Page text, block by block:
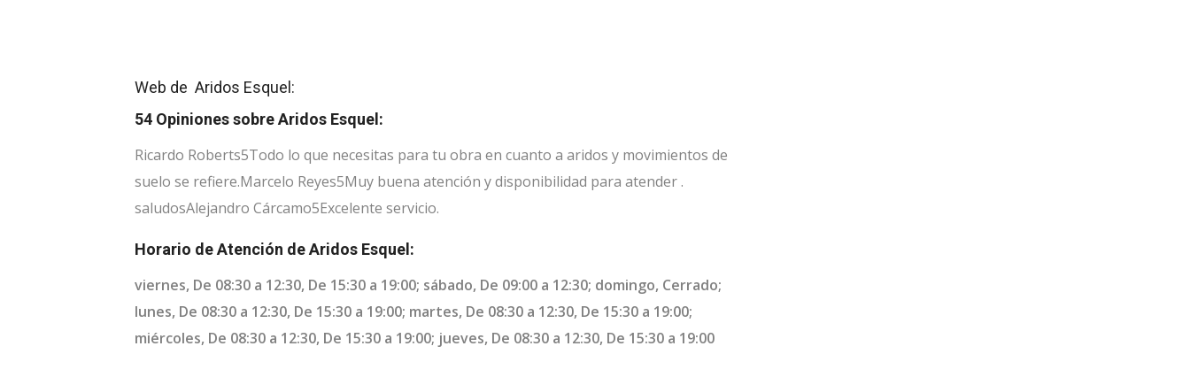
Web de Aridos Esquel:
54 Opiniones sobre Aridos Esquel:
Ricardo Roberts5Todo lo que necesitas para tu obra en cuanto a aridos y movimientos de
suelo se refiere.Marcelo Reyes5Muy buena atención y disponibilidad para atender .
saludosAlejandro Cárcamo5Excelente servicio.
Horario de Atención de Aridos Esquel:
viernes, De 08:30 a 12:30, De 15:30 a 19:00; sábado, De 09:00 a 12:30; domingo, Cerrado;
lunes, De 08:30 a 12:30, De 15:30 a 19:00; martes, De 08:30 a 12:30, De 15:30 a 19:00;
miércoles, De 08:30 a 12:30, De 15:30 a 19:00; jueves, De 08:30 a 12:30, De 15:30 a 19:00